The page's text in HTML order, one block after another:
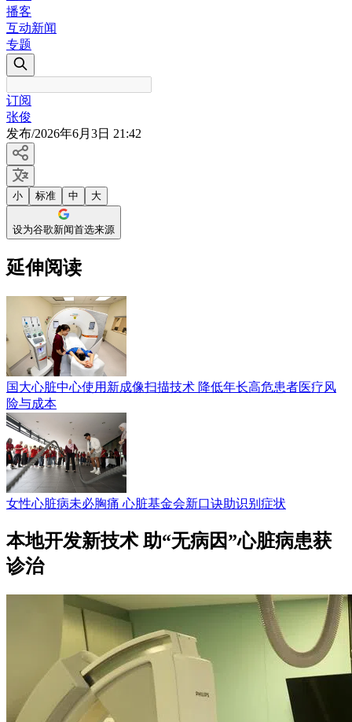
播客
互动新闻
专题
订阅
张俊
发布/2026年6月3日 21:42
小 标准 中 大
设为谷歌新闻首选来源
延伸阅读
国大心脏中心使用新成像扫描技术 降低年长高危患者医疗风
险与成本
女性心脏病未必胸痛 心脏基金会新口诀助识别症状
本地开发新技术 助“无病因”心脏病患获
诊治